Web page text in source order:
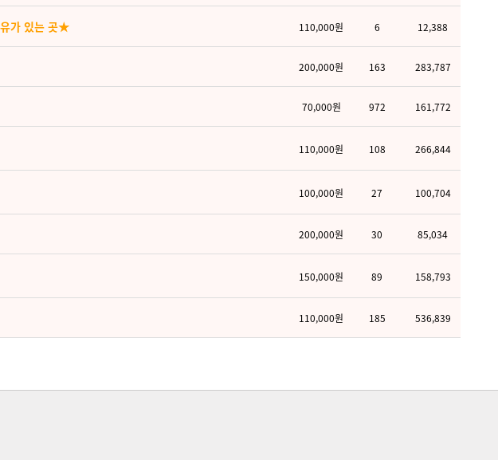
가 있는 곳★ 110,000원 6 12,388
200,000원 163 283,787
70,000원 972 161,772
110,000원 108 266,844
100,000원 27 100,704
200,000원 30 85,034
150,000원 89 158,793
110,000원 185 536,839